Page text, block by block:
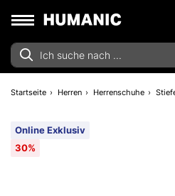
Startseite Herren Herrenschuhe
Online Exklusiv
30%